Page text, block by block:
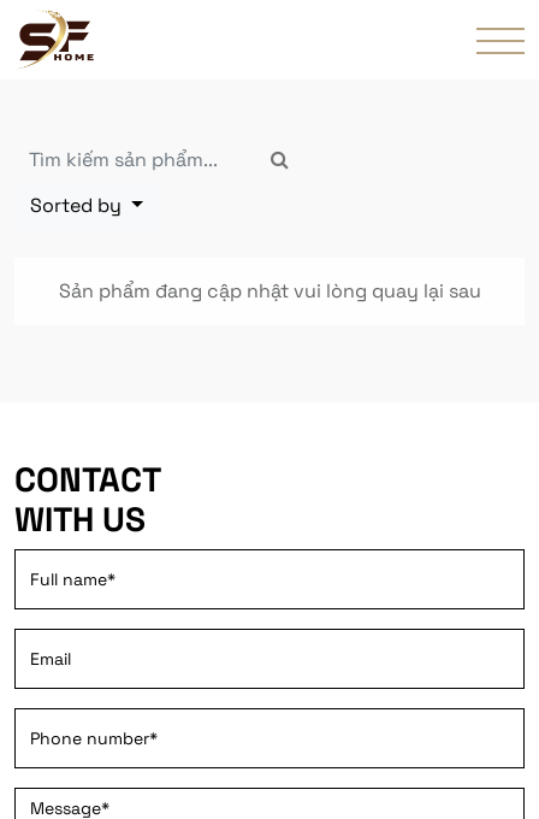
Sorted by
Sản phẩm đang cập nhật vui lòng quay lại sau
CONTACT
WITH US